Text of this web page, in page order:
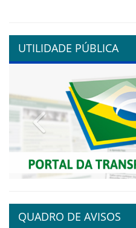
UTILIDADE PÚBLICA
Previous
QUADRO DE AVISOS